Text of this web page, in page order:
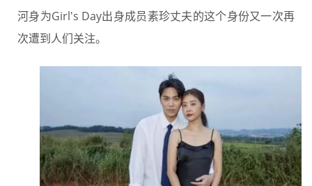
河身为Girl's Day出身成员素珍丈夫的这个身份又一次再
次遭到人们关注。